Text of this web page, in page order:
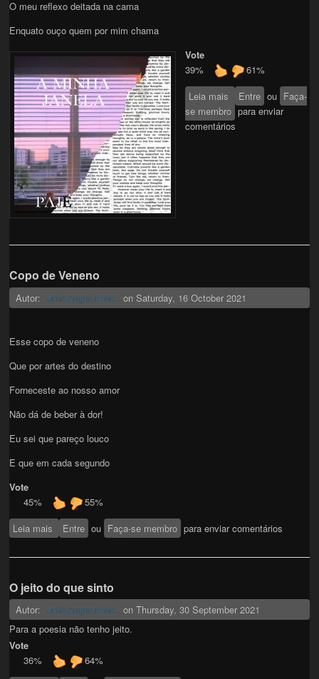
O meu reflexo deitada na cama
Enquato ouço quem por mim chama
Vote
39%
61%
Leia mais sobre A minha
Janela
Entre ou Faça-
se membro para enviar
comentários
Copo de Veneno
Autor: José Augusto Mo... on Saturday, 16 October 2021
Esse copo de veneno
Que por artes do destino
Forneceste ao nosso amor
Não dá de beber à dor!
Eu sei que pareço louco
E que em cada segundo
Vote
45%
55%
Leia mais sobre Copo de Veneno
Entre ou Faça-se membro para enviar comentários
O jeito do que sinto
Autor: José Augusto Mo... onThursday, 30 September 2021
Para a poesia não tenho jeito.
Vote
36%
64%